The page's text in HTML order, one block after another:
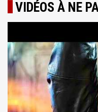
VIDÉOS À NE